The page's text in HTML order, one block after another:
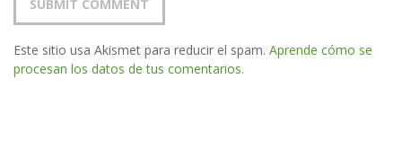
Este sitio usa Akismet para reducir el spam. Aprende cómo se
procesan los datos de tus comentarios.